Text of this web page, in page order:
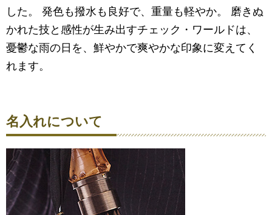
した。 発色も撥水も良好で、重量も軽やか。 磨きぬ
かれた技と感性が生み出すチェック・ワールドは、
憂鬱な雨の日を、鮮やかで爽やかな印象に変えてく
れます。
名入れについて